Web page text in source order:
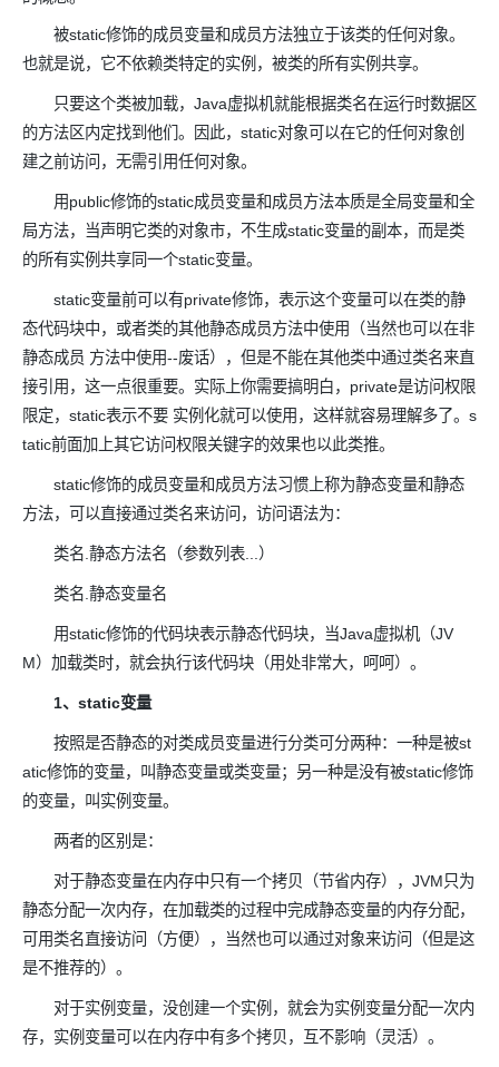
被static修饰的成员变量和成员方法独立于该类的任何对象。
也就是说，它不依赖类特定的实例，被类的所有实例共享。
只要这个类被加载，Java虚拟机就能根据类名在运行时数据区
的方法区内定找到他们。因此，static对象可以在它的任何对象创
建之前访问，无需引用任何对象。
用public修饰的static成员变量和成员方法本质是全局变量和全
局方法，当声明它类的对象市，不生成static变量的副本，而是类
的所有实例共享同一个static变量。
static变量前可以有private修饰，表示这个变量可以在类的静
态代码块中，或者类的其他静态成员方法中使用（当然也可以在非
静态成员 方法中使用--废话），但是不能在其他类中通过类名来直
接引用，这一点很重要。实际上你需要搞明白，private是访问权限
限定，static表示不要 实例化就可以使用，这样就容易理解多了。s
tatic前面加上其它访问权限关键字的效果也以此类推。
static修饰的成员变量和成员方法习惯上称为静态变量和静态
方法，可以直接通过类名来访问，访问语法为：
类名.静态方法名（参数列表...）
类名.静态变量名
用static修饰的代码块表示静态代码块，当Java虚拟机（JV
M）加载类时，就会执行该代码块（用处非常大，呵呵）。
1、static变量
按照是否静态的对类成员变量进行分类可分两种：一种是被st
atic修饰的变量，叫静态变量或类变量；另一种是没有被static修饰
的变量，叫实例变量。
两者的区别是：
对于静态变量在内存中只有一个拷贝（节省内存），JVM只为
静态分配一次内存，在加载类的过程中完成静态变量的内存分配，
可用类名直接访问（方便），当然也可以通过对象来访问（但是这
是不推荐的）。
对于实例变量，没创建一个实例，就会为实例变量分配一次内
存，实例变量可以在内存中有多个拷贝，互不影响（灵活）。